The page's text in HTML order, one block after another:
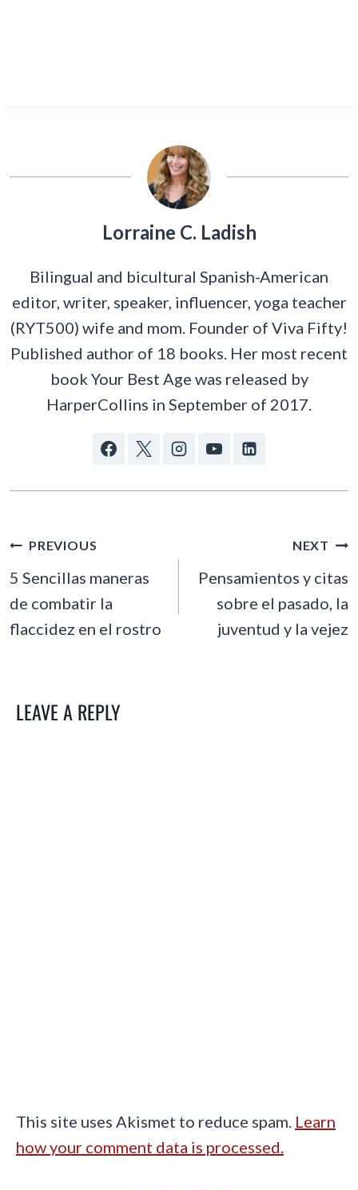
Lorraine C. Ladish
Bilingual and bicultural Spanish-American
editor, writer, speaker, influencer, yoga teacher
(RYT500) wife and mom. Founder of Viva Fifty!
Published author of 18 books. Her most recent
book Your Best Age was released by
HarperCollins in September of 2017.
POST
NAVIGATION
PREVIOUS
5 Sencillas maneras
de combatir la
flaccidez en el rostro
NEXT
Pensamientos y citas
sobre el pasado, la
juventud y la vejez
LEAVE A REPLY
This site uses Akismet to reduce spam. Learn
how your comment data is processed.